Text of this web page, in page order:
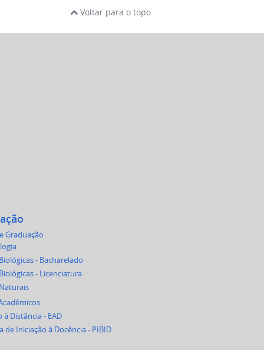
Voltar para o topo
Graduação
- Bacharelado
- Licenciatura
à Distância - EAD
de Iniciação à Docência - PIBID